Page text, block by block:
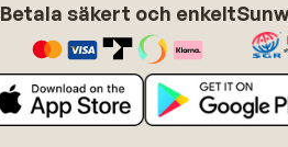
Betala säkert och enkelt